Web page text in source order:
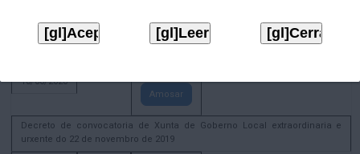
ACTIVIDADE CORPORATIVA. Extracto da Xunta de Goberno Local de 17 de
18/06/2020
Amosar
Decreto de convocatoria de Xunta de Goberno Local extraordinaria e
urxente do 22 de novembro de 2019